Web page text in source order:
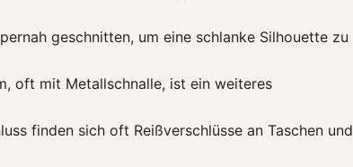
geschnitten, um eine schlanke Silhouette zu
oft mit Metallschnalle, ist ein weiteres
finden sich oft Reißverschlüsse an Taschen und